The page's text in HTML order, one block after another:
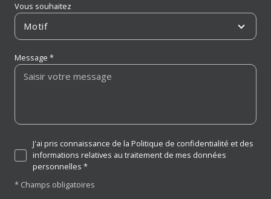
Vous souhaitez
Motif
Message *
J'ai pris connaissance de la Politique de confidentialité et des
informations relatives au traitement de mes données
personnelles *
* Champs obligatoires